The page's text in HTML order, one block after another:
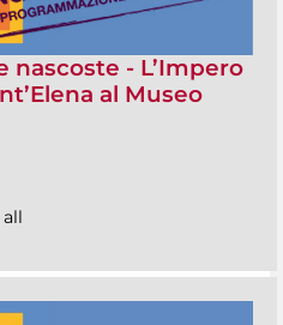
nascoste - L’Impero
al Museo